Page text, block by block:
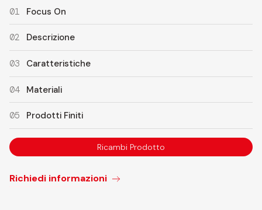
01 Focus On
02 Descrizione
03 Caratteristiche
04 Materiali
05 Prodotti Finiti
Ricambi Prodotto
Richiedi informazioni